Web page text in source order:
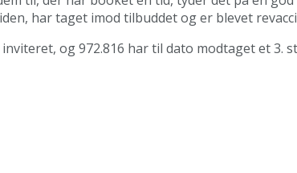
har taget imod tilbuddet og er blevet
og 972.816 har til dato modtaget et 3.